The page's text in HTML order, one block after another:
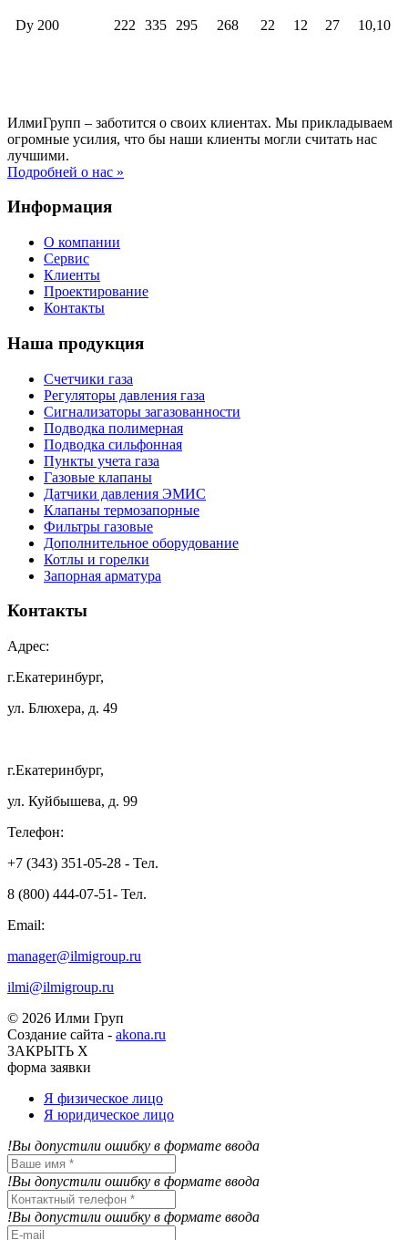
Dy 200 222 335 295 268 22 12 27 10,10
ИлмиГрупп – заботится о своих клиентах. Мы прикладываем
огромные усилия, что бы наши клиенты могли считать нас
лучшими.
Подробней о нас »
Информация
О компании
Сервис
Клиенты
Проектирование
Контакты
Наша продукция
Счетчики газа
Регуляторы давления газа
Сигнализаторы загазованности
Подводка полимерная
Подводка сильфонная
Пункты учета газа
Газовые клапаны
Датчики давления ЭМИС
Клапаны термозапорные
Фильтры газовые
Дополнительное оборудование
Котлы и горелки
Запорная арматура
Контакты
Адрес:
г.Екатеринбург,
ул. Блюхера, д. 49
г.Екатеринбург,
ул. Куйбышева, д. 99
Телефон:
+7 (343) 351-05-28 - Тел.
8 (800) 444-07-51- Тел.
Email:
manager@ilmigroup.ru
ilmi@ilmigroup.ru
© 2026 Илми Груп
Создание сайта - akona.ru
ЗАКРЫТЬ Х
форма заявки
Я физическое лицо
Я юридическое лицо
!Вы допустили ошибку в формате ввода
!Вы допустили ошибку в формате ввода
!Вы допустили ошибку в формате ввода